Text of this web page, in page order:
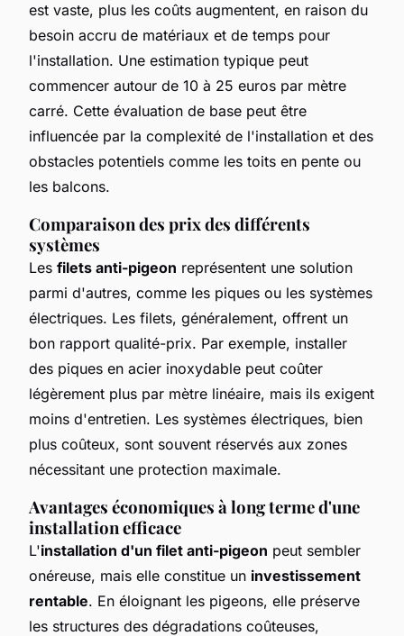
est vaste, plus les coûts augmentent, en raison du
besoin accru de matériaux et de temps pour
l'installation. Une estimation typique peut
commencer autour de 10 à 25 euros par mètre
carré. Cette évaluation de base peut être
influencée par la complexité de l'installation et des
obstacles potentiels comme les toits en pente ou
les balcons.
Comparaison des prix des différents
systèmes
Les filets anti-pigeon représentent une solution
parmi d'autres, comme les piques ou les systèmes
électriques. Les filets, généralement, offrent un
bon rapport qualité-prix. Par exemple, installer
des piques en acier inoxydable peut coûter
légèrement plus par mètre linéaire, mais ils exigent
moins d'entretien. Les systèmes électriques, bien
plus coûteux, sont souvent réservés aux zones
nécessitant une protection maximale.
Avantages économiques à long terme d'une
installation efficace
L'installation d'un filet anti-pigeon peut sembler
onéreuse, mais elle constitue un investissement
rentable. En éloignant les pigeons, elle préserve
les structures des dégradations coûteuses,